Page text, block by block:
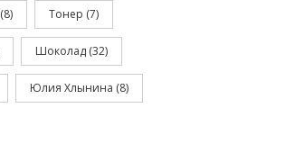
(8) Тонер (7)
Шоколад (32)
Юлия Хлынина (8)